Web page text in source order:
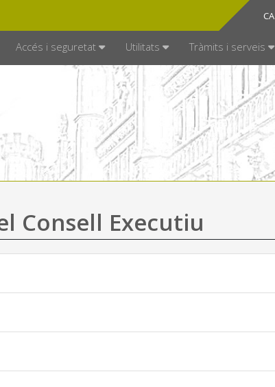
CA
ES
Accés i seguretat Utilitats Tràmits i serveis
Consell Executiu